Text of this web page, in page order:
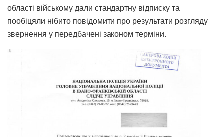
області війському дали стандартну відписку та
пообіцяли нібито повідомити про результати розгляду
звернення у передбачені законом терміни.